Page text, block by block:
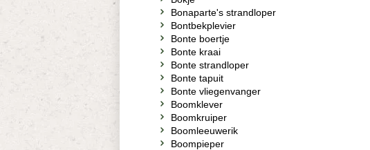
Bonaparte's strandloper
Bontbekplevier
Bonte boertje
Bonte kraai
Bonte strandloper
Bonte tapuit
Bonte vliegenvanger
Boomklever
Boomkruiper
Boomleeuwerik
Boompieper